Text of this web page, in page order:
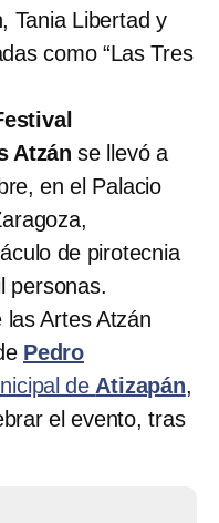
Tania Libertad y
como “Las Tres
Atzánse llevó a
en el Palacio
de pirotecnia
personas.
las Artes Atzán
Pedro
de Atizapán,
el evento, tras